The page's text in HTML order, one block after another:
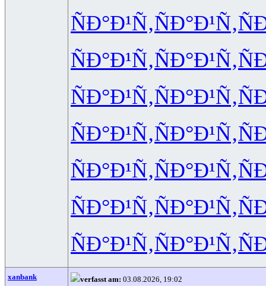
ÑÐ°Ð¹Ñ‚ÑÐ°Ð¹Ñ‚
ÑÐ°Ð¹Ñ‚ÑÐ°Ð¹Ñ‚
ÑÐ°Ð¹Ñ‚ÑÐ°Ð¹Ñ‚
ÑÐ°Ð¹Ñ‚ÑÐ°Ð¹Ñ‚
ÑÐ°Ð¹Ñ‚ÑÐ°Ð¹Ñ‚
ÑÐ°Ð¹Ñ‚ÑÐ°Ð¹Ñ‚
ÑÐ°Ð¹Ñ‚ÑÐ°Ð¹Ñ‚
xanbank verfasst am: 03.08.2026, 19:02